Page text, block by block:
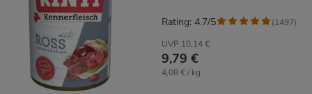
UVP 10,14 €
9,79 €
4,08 € / kg
Rating: 4.7/5 (1497)